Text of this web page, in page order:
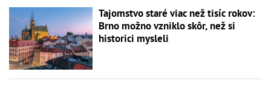
Tajomstvo staré viac než tisíc rokov:
Brno možno vzniklo skôr, než si
historici mysleli